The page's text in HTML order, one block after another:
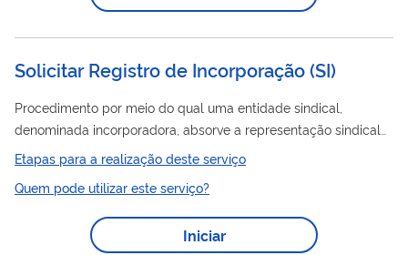
locomotivas. São vedadas a comercialização, a alienação, o
Solicitar Registro de Incorporação(SI)
Procedimento por meio do qual uma entidade sindical,
denominada incorporadora, absorve a representação sindical
deuma ou mais entidades sindicais, denominadas
a extinção destes.
Etapas para a realização deste serviço
Quem pode utilizar este serviço?
Iniciar